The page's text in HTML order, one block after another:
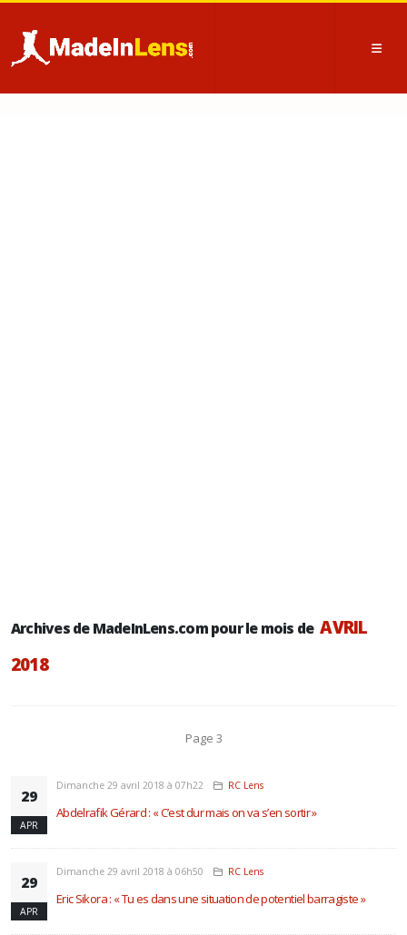
Archives de MadeInLens.com pour le mois de AVRIL
2018
Page 3
29
APR
Dimanche 29 avril 2018 à 07h22 RC Lens
Abdelrafik Gérard : « C’est dur mais on va s’en sortir »
29
APR
Dimanche 29 avril 2018 à 06h50 RC Lens
Eric Sikora : « Tu es dans une situation de potentiel barragiste »